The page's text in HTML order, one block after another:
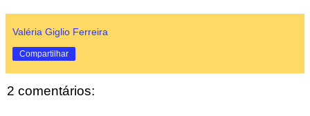
Valéria Giglio Ferreira
Compartilhar
2 comentários: